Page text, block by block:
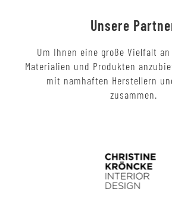
Unsere
Um Ihnen eine große Vielfalt
Materialien und Produkten
mit namhaften Herstellern
zusammen.